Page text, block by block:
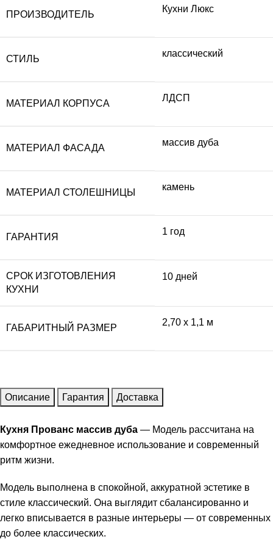
ПРОИЗВОДИТЕЛЬ
Кухни Люкс
СТИЛЬ
классический
МАТЕРИАЛ КОРПУСА
ЛДСП
МАТЕРИАЛ ФАСАДА
массив дуба
МАТЕРИАЛ СТОЛЕШНИЦЫ
камень
ГАРАНТИЯ
1 год
СРОК ИЗГОТОВЛЕНИЯ
КУХНИ
10 дней
ГАБАРИТНЫЙ РАЗМЕР
2,70 x 1,1 м
Описание Гарантия Доставка
Кухня Прованс массив дуба — Модель рассчитана на
комфортное ежедневное использование и современный
ритм жизни.
Модель выполнена в спокойной, аккуратной эстетике в
стиле классический. Она выглядит сбалансированно и
легко вписывается в разные интерьеры — от современных
до более классических.